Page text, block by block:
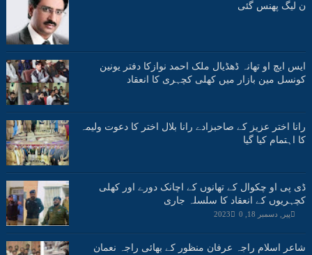
ن لیگ پھنس گئی
ایس ایچ او تھانہ ڈھڈیال ملک احمد نوازکا دفتر یونین
کونسل مین بازار میں کھلی کچہری کا انعقاد
رانا اختر عزیز کے صاحبزادے رانا بلال اختر کا دعوت ولیمہ
کا اہتمام کیا گیا
ڈی پی او چکوال کے تھانوں کے اچانک دورے اور کھلی
کچہریوں کے انعقاد کا سلسلہ جاری
پیر, دسمبر 18, 2023 0
شاعر اسلام راجہ عرفان منظور کے بھائی راجہ نعمان